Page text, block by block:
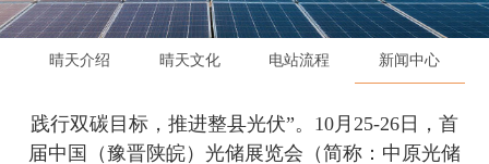
晴天介绍 晴天文化 电站流程 新闻中心
践行双碳目标，推进整县光伏”。10月25-26日，首
届中国（豫晋陕皖）光储展览会（简称：中原光储